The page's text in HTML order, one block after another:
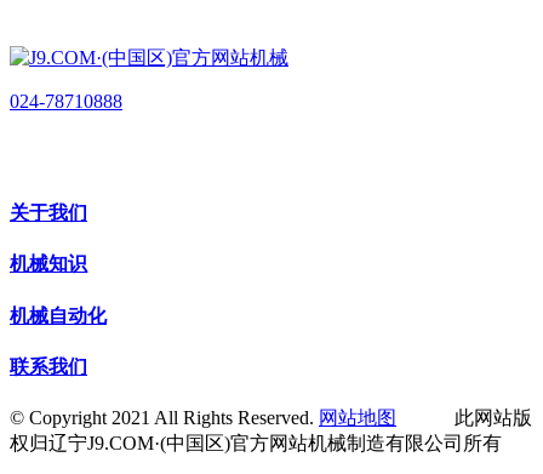
024-78710888
关于我们
机械知识
机械自动化
联系我们
© Copyright 2021 All Rights Reserved. 网站地图
此网站版
权归辽宁J9.COM·(中国区)官方网站机械制造有限公司所有